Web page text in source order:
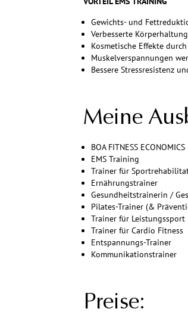
Gewichts- und
Verbesserte
Kosmetische Effekte
Muskelverspannungen
Bessere Stressresistenz
Meine
BOA FITNESS
EMS Training
Trainer für
Ernährungstrainer
Gesundheitstrainerin /
Pilates-Trainer (&
Trainer für
Trainer für Cardio Fitness
Entspannungs-Trainer
Kommunikationstrainer
Preise: